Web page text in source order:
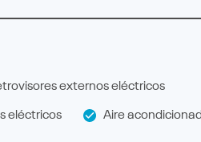
externos eléctricos
eléctricos Aire